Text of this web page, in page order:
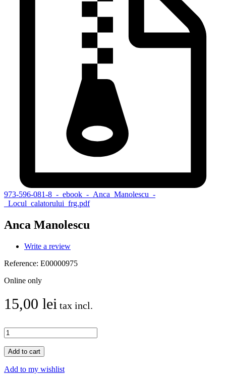
973-596-081-8_-_ebook_-_Anca_Manolescu_-
_Locul_calatorului_frg.pdf
Anca Manolescu
Write a review
Reference: E00000975
Online only
15,00 lei tax incl.
Add to cart
Add to my wishlist